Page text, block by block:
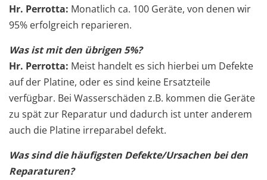
Hr. Perrotta: Monatlich ca. 100 Geräte, von denen wir
95% erfolgreich reparieren.
Was ist mit den übrigen 5%?
Hr. Perrotta: Meist handelt es sich hierbei um Defekte
auf der Platine, oder es sind keine Ersatzteile
verfügbar. Bei Wasserschäden z.B. kommen die Geräte
zu spät zur Reparatur und dadurch ist unter anderem
auch die Platine irreparabel defekt.
Was sind die häufigsten Defekte/Ursachen bei den
Reparaturen?